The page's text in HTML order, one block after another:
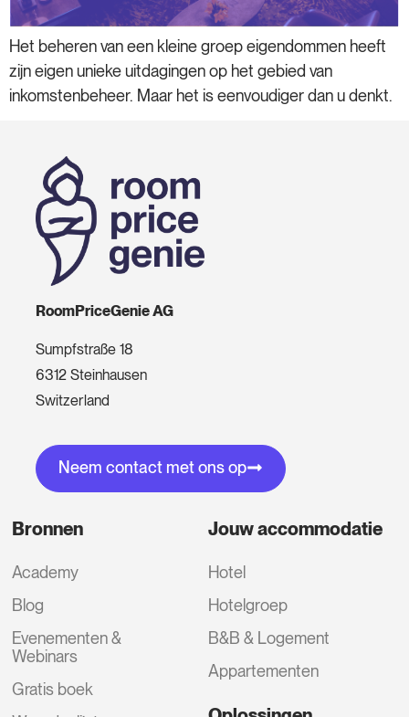
Het beheren van een kleine groep eigendommen heeft
zijn eigen unieke uitdagingen op het gebied van
inkomstenbeheer. Maar het is eenvoudiger dan u denkt.
RoomPriceGenie AG
Sumpfstraße 18
6312 Steinhausen
Switzerland
Neem contact met ons op
Bronnen
Academy
Blog
Evenementen &
Webinars
Gratis boek
Jouw accommodatie
Hotel
Hotelgroep
B&B & Logement
Appartementen